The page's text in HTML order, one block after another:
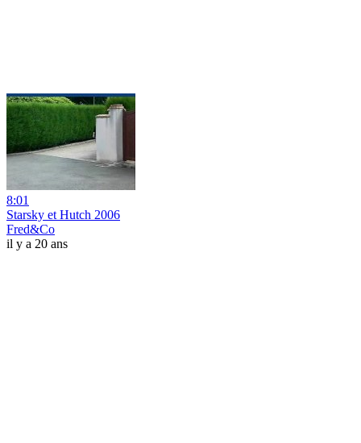
8:01
Starsky et Hutch 2006
Fred&Co
il y a 20 ans